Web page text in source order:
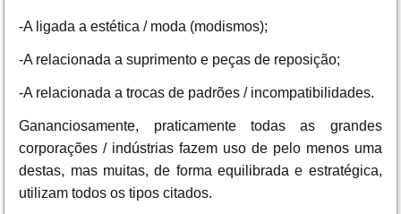
-A ligada a estética / moda (modismos);
-A relacionada a suprimento e peças de reposição;
-A relacionada a trocas de padrões / incompatibilidades.
Gananciosamente, praticamente todas as grandes
corporações / indústrias fazem uso de pelo menos uma
destas, mas muitas, de forma equilibrada e estratégica,
utilizam todos os tipos citados.